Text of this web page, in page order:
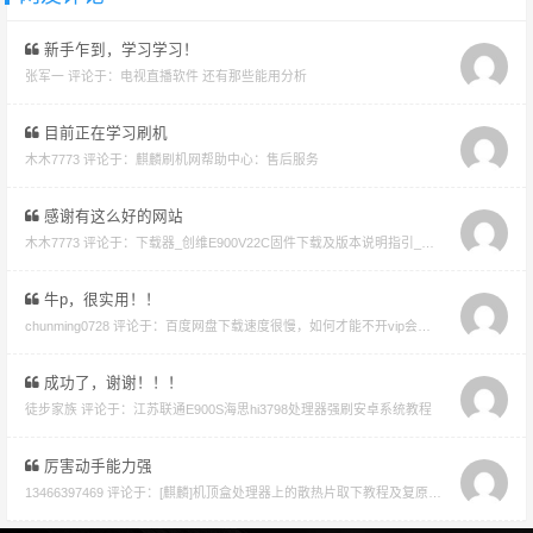
新手乍到，学习学习！
张军一 评论于： 电视直播软件 还有那些能用分析
目前正在学习刷机
木木7773 评论于： 麒麟刷机网帮助中心：售后服务
感谢有这么好的网站
木木7773 评论于： 下载器_创维E900V22C固件下载及版本说明指引_看好在下载避免刷成砖
牛p，很实用！！
chunming0728 评论于： 百度网盘下载速度很慢，如何才能不开vip会员就能享受高速下载的教程
成功了，谢谢！！！
徒步家族 评论于： 江苏联通E900S海思hi3798处理器强刷安卓系统教程
厉害动手能力强
13466397469 评论于： [麒麟]机顶盒处理器上的散热片取下教程及复原教程